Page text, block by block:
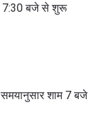
7:30 बजे से शुरू
शाम 7 बजे